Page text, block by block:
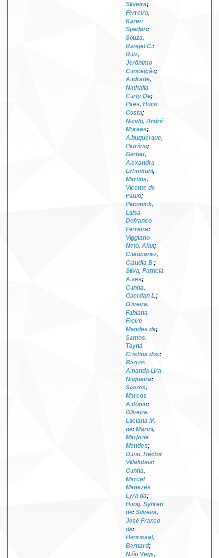
Silveira;
Ferreira,
Karen
Spadari;
Souza,
Rangel C.;
Ruiz,
Jerônimo
Conceição;
Andrade,
Nathália
Curty De;
Paes, Hugo
Costa;
Nicola, André
Moraes;
Albuquerque,
Patrícia;
Gerber,
Alexandra
Lehmkuhl;
Martins,
Vicente de
Paulo;
Peconick,
Luísa
Defranco
Ferreira;
Viggiano
Neto, Alan;
Chaucanez,
Claudia B.;
Silva, Patrícia
Alves;
Cunha,
Oberdan L.;
Oliveira,
Fabiana
Freire
Mendes de;
Santos,
Tayná
Cristina dos;
Barros,
Amanda Lira
Nogueira;
Soares,
Marcos
Antônio;
Oliveira,
Luciana M.
de; Marini,
Marjorie
Mendes;
Duno, Héctor
Villalobos;
Cunha,
Marcel
Menezes
Lyra da;
Hoog, Sybren
de; Silveira,
José Franco
da;
Henrissat,
Bernard;
Niño Vega,